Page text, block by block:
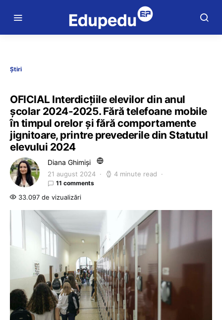
Știri
OFICIAL Interdicțiile elevilor din anul
școlar 2024-2025. Fără telefoane mobile
în timpul orelor și fără comportamente
jignitoare, printre prevederile din Statutul
elevului 2024
Diana Ghimiși
21 august 2024 4 minute read
11 comments
33.097 de vizualizări